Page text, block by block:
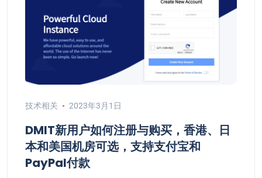
技术相关 2023年3月1日
DMIT新用户如何注册与购买，香港、日
本和美国机房可选，支持支付宝和
PayPal付款